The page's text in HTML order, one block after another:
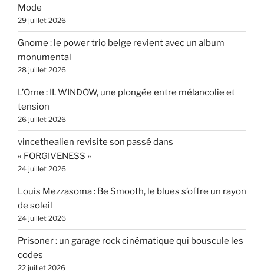
Mode
29 juillet 2026
Gnome : le power trio belge revient avec un album
monumental
28 juillet 2026
L’Orne : II. WINDOW, une plongée entre mélancolie et
tension
26 juillet 2026
vincethealien revisite son passé dans
« FORGIVENESS »
24 juillet 2026
Louis Mezzasoma : Be Smooth, le blues s’offre un rayon
de soleil
24 juillet 2026
Prisoner : un garage rock cinématique qui bouscule les
codes
22 juillet 2026